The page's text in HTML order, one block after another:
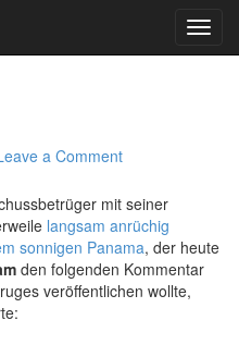
a Comment
mit seiner
langsam anrüchig
sonnigen Panama, der heute
den folgenden Kommentar
veröffentlichen wollte,